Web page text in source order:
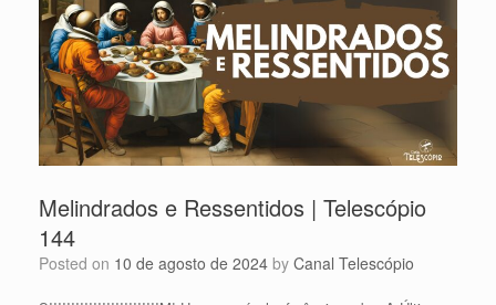
Melindrados e Ressentidos | Telescópio
144
Posted on 10 de agosto de 2024 by Canal Telescópio